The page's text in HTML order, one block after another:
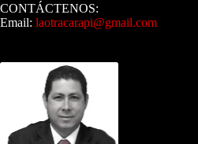
CONTÁCTENOS:
Email: laotracarapi@gmail.com